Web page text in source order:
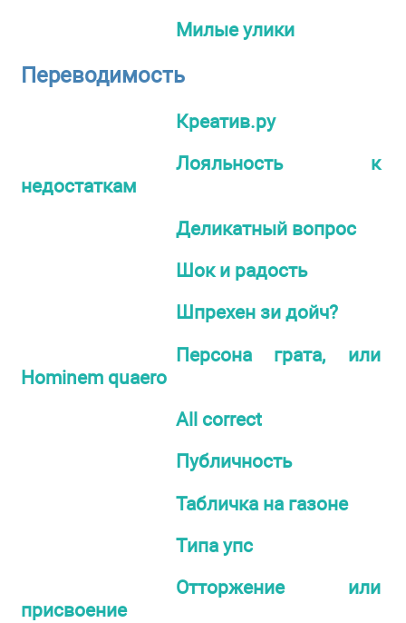
Милые улики
Переводимость
Креатив.ру
Лояльность к
недостаткам
Деликатный вопрос
Шок и радость
Шпрехен зи дойч?
Персона грата, или
Hominem quaero
All correct
Публичность
Табличка на газоне
Типа упс
Отторжение или
присвоение